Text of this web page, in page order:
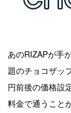
あのRIZAPが手
題のチョコザッ
円前後の価格設
料金で通うこと